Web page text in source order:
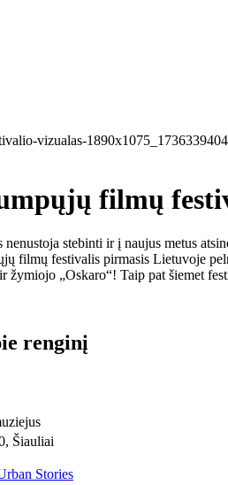
filmų
stebinti ir į naujus metus
filmų festivalis pirmasis Lietuvoje
žymiojo „Oskaro“! Taip pat šiemet
renginį
Šiauliai
Stories